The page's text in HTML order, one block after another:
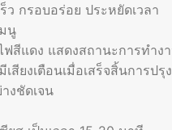
กรอบอร่อย ประหยัดเวลา
นู
แดง แสดงสถานะการทำง
ยงเตือนเมื่อเสร็จสิ้นการป
งชัดเจน